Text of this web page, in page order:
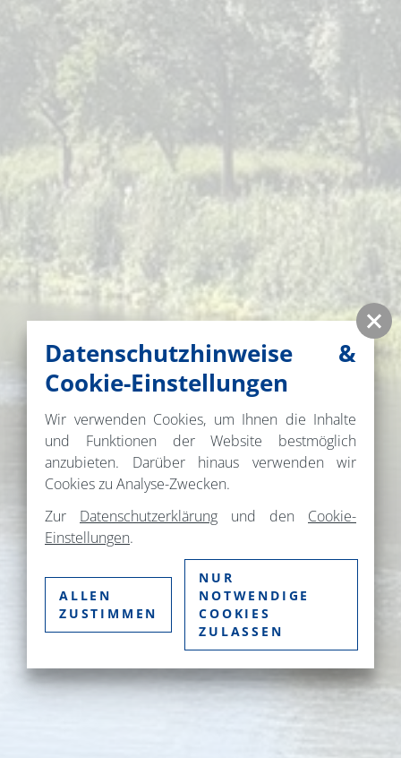
Datenschutzhinweise &
Cookie-Einstellungen
Wir verwenden Cookies, um Ihnen die Inhalte
und Funktionen der Website bestmöglich
anzubieten. Darüber hinaus verwenden wir
Cookies zu Analyse-Zwecken.
Zur Datenschutzerklärung und den Cookie-
Einstellungen.
ALLEN
ZUSTIMMEN
NUR
NOTWENDIGE
COOKIES
ZULASSEN